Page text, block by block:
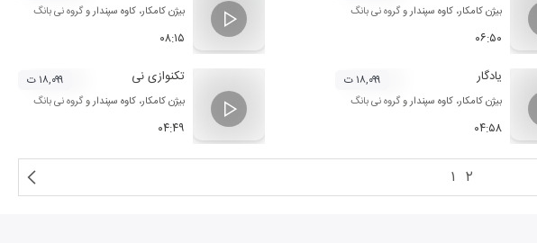
بیژن کامکار، کاوه سپنداروگروه نی بانگ
۰۶:۵۰
بیژن کامکار، کاوه سپنداروگروه نی بانگ
۰۸:۱۵
یادگار
بیژن کامکار، کاوه سپنداروگروه نی بانگ
۰۴:۵۸
۱۸,۰۹۹ ت تکنوازی نی
بیژن کامکار، کاوه سپنداروگروه نی بانگ
۰۴:۴۹
۱۸,۰۹۹ ت
۱ ۲